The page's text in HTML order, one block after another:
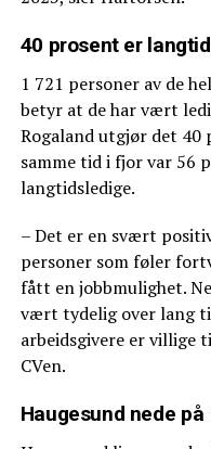
40 prosent er
1 721 personer av de
betyr at de har vært
Rogaland utgjør det 40
samme tid i fjor var 56
langtidsledige.
– Det er en svært
personer som føler
fått en jobbmulighet.
vært tydelig over lang
arbeidsgivere er villige
CVen.
Haugesund nede på